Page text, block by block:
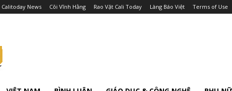
Calitoday News Cõi Vĩnh Hằng Rao Vặt Cali Today Làng Báo Việt Terms of Use